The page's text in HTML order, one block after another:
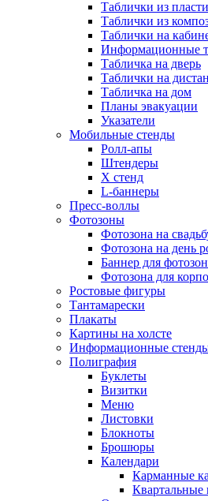
Таблички из
Таблички из
Таблички на
Информационные
Табличка на дверь
Таблички на
Табличка на дом
Планы эвакуации
Указатели
Мобильные стенды
Ролл-апы
Штендеры
Х стенд
L-баннеры
Пресс-воллы
Фотозоны
Фотозона на
Фотозона на день
Баннер для
Фотозона для
Ростовые фигуры
Тантамарески
Плакаты
Картины на холсте
Информационные
Полиграфия
Буклеты
Визитки
Меню
Листовки
Блокноты
Брошюры
Календари
Карманные
Квартальные